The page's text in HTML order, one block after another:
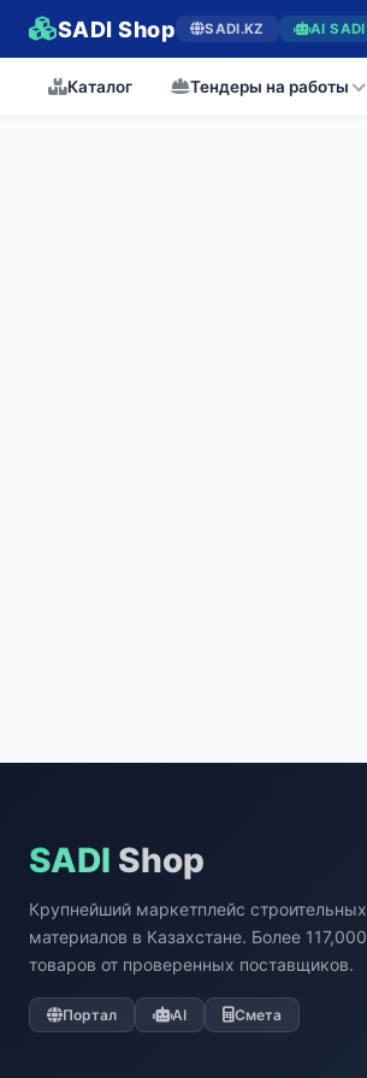
SADI Shop SADI.KZ AI SADI
Каталог Тендеры на работы
SADI Shop
Крупнейший маркетплейс строительных
материалов в Казахстане. Более 117,000
товаров от проверенных поставщиков.
Портал AI Смета